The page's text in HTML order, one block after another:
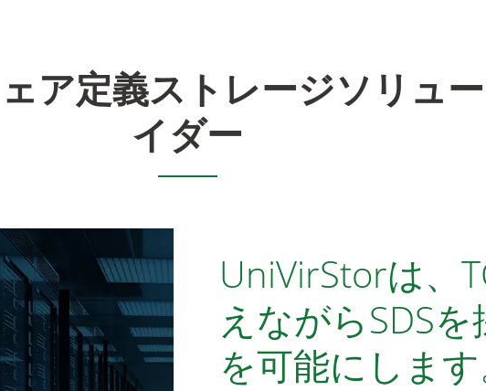
ア定義ストレージソリュ
イダー
UniVirStorは、
えながらSDS
を可能にします